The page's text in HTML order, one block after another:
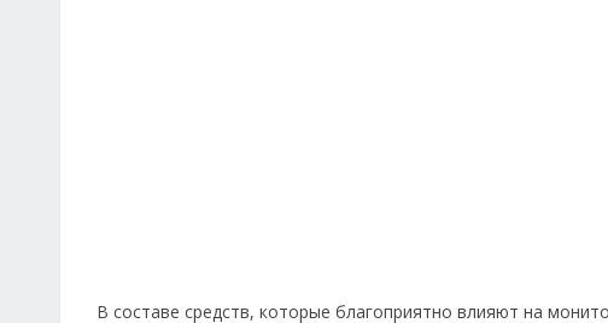
В составе средств, которые благоприятно влияют на